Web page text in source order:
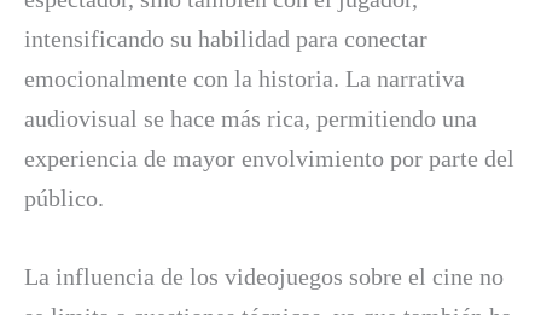
intensificando su habilidad para conectar
emocionalmente con la historia. La narrativa
audiovisual se hace más rica, permitiendo una
experiencia de mayor envolvimiento por parte del
público.
La influencia de los videojuegos sobre el cine no